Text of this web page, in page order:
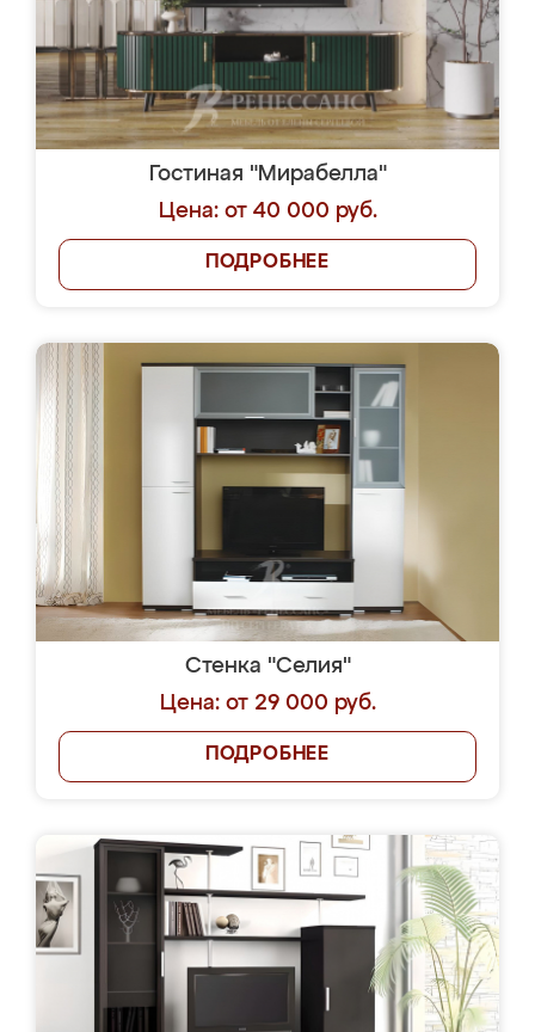
Гостиная "Мирабелла"
Цена: от 40 000 руб.
ПОДРОБНЕЕ
Стенка "Селия"
Цена: от 29 000 руб.
ПОДРОБНЕЕ